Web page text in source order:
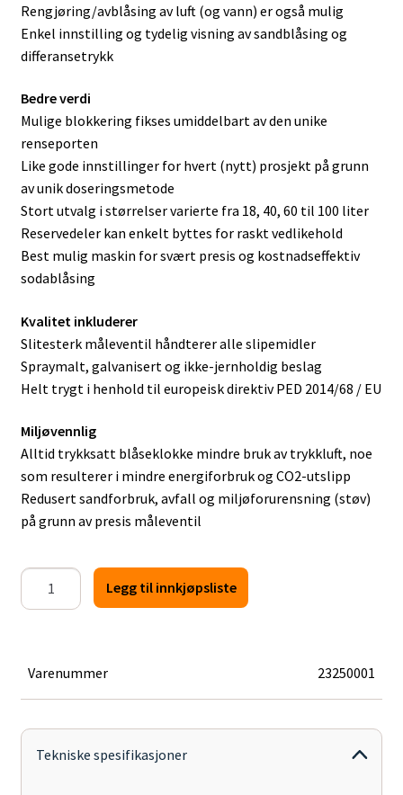
Rengjøring/avblåsing av luft (og vann) er også mulig
Enkel innstilling og tydelig visning av sandblåsing og
differansetrykk
Bedre verdi
Mulige blokkering fikses umiddelbart av den unike
renseporten
Like gode innstillinger for hvert (nytt) prosjekt på grunn
av unik doseringsmetode
Stort utvalg i størrelser varierte fra 18, 40, 60 til 100 liter
Reservedeler kan enkelt byttes for raskt vedlikehold
Best mulig maskin for svært presis og kostnadseffektiv
sodablåsing
Kvalitet inkluderer
Slitesterk måleventil håndterer alle slipemidler
Spraymalt, galvanisert og ikke-jernholdig beslag
Helt trygt i henhold til europeisk direktiv PED 2014/68 / EU
Miljøvennlig
Alltid trykksatt blåseklokke mindre bruk av trykkluft, noe
som resulterer i mindre energiforbruk og CO2-utslipp
Redusert sandforbruk, avfall og miljøforurensning (støv)
på grunn av presis måleventil
Gritco
MicroStrip
Legg til innkjøpsliste
Varenummer 23250001
Tekniske spesifikasjoner